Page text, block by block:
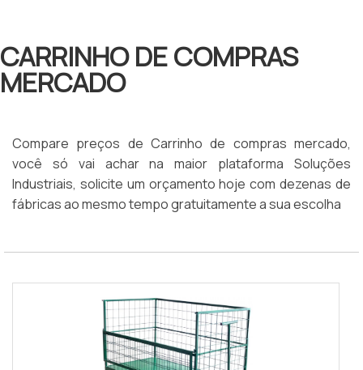
CARRINHO DE COMPRAS
MERCADO
Compare preços de Carrinho de compras mercado,
você só vai achar na maior plataforma Soluções
Industriais, solicite um orçamento hoje com dezenas de
fábricas ao mesmo tempo gratuitamente a sua escolha